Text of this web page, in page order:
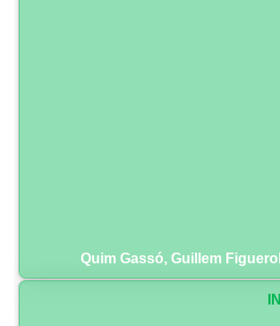
Quim Gassó, Guillem